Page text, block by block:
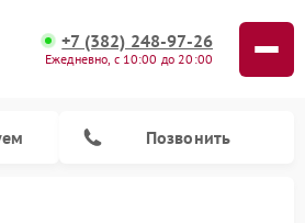
+7 (382) 248-97-26
Ежедневно, с 10:00 до 20:00
Позвонить